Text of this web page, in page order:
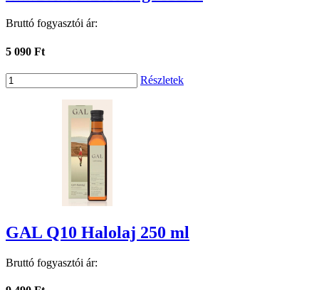
Bruttó fogyasztói ár:
5 090 Ft
Részletek
GAL Q10 Halolaj 250 ml
Bruttó fogyasztói ár: